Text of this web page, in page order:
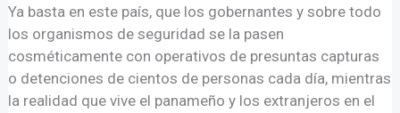
Ya basta en este país, que los gobernantes y sobre todo
los organismos de seguridad se la pasen
cosméticamente con operativos de presuntas capturas
o detenciones de cientos de personas cada día, mientras
la realidad que vive el panameño y los extranjeros en el